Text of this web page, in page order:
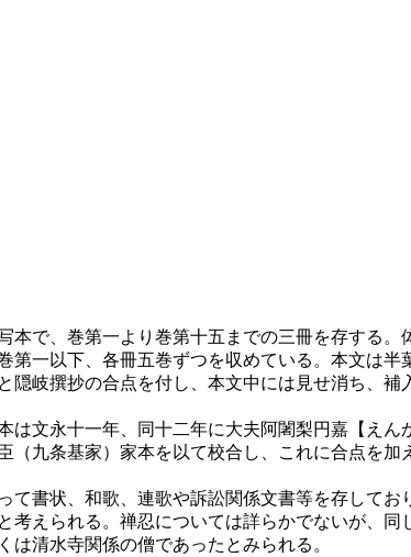
で、巻第一より巻第十五までの三冊を存する
第一以下、各冊五巻ずつを収めている。本文は
隠岐撰抄の合点を付し、本文中には見せ消ち、
文永十一年、同十二年に大夫阿闍梨円嘉【え
（九条基家）家本を以て校合し、これに合点を
書状、和歌、連歌や訴訟関係文書等を存して
考えられる。禅忍については詳らかでないが、
は清水寺関係の僧であったとみられる。